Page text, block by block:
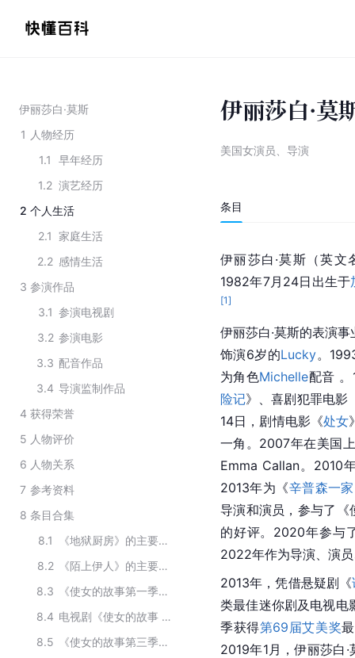
伊丽莎白·莫斯
1 人物经历
1.1
早年经历
1.2 演艺经历
2 个人生活
2.1 家庭生活
2.2 感情生活
3 参演作品
3.1 参演电视剧
3.2 参演电影
3.3 配音作品
3.4 导演监制作品
4 获得荣誉
5 人物评价
6 人物关系
7 参考资料
8 条目合集
8.1
《地狱厨房》的主要演员
8.2
《陌上伊人》的主要演员
8.3
《使女的故事第一季》的主要演员
8.4
电视剧《使女的故事 第五季》主要演职员
8.5
《使女的故事第三季》的主要演员
伊丽莎白·莫
美国女演员、导演
条目
伊丽莎白·莫斯（英文
1982年7月24日出生于
[1]
伊丽莎白·莫斯的表演
饰演6岁的Lucky。
为角色Michelle配音
险记》、喜剧犯罪电影
14日，剧情电影《处女
一角。2007年在美国
Emma Callan。2010
2013年为《辛普森一家
导演和演员，参与了《
的好评。2020年参与
2022年作为导演、演
2013年，凭借悬疑剧《
类最佳迷你剧及电视电
季获得第69届艾美奖
2019年1月，伊丽莎白·